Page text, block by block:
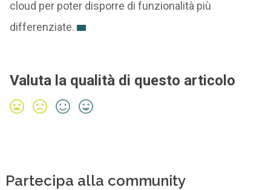
cloud per poter disporre di funzionalità più
differenziate.
Valuta la qualità di questo articolo
Partecipa alla community